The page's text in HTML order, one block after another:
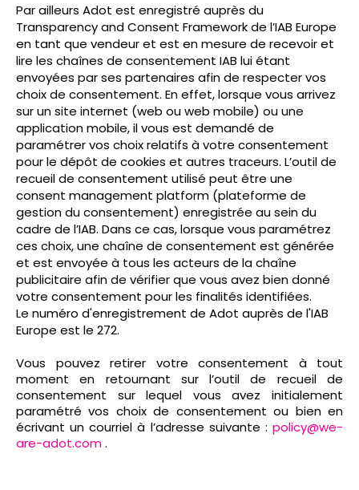
Par ailleurs Adot est enregistré auprès du
Transparency and Consent Framework de l’IAB Europe
en tant que vendeur et est en mesure de recevoir et
lire les chaînes de consentement IAB lui étant
envoyées par ses partenaires afin de respecter vos
choix de consentement. En effet, lorsque vous arrivez
sur un site internet (web ou web mobile) ou une
application mobile, il vous est demandé de
paramétrer vos choix relatifs à votre consentement
pour le dépôt de cookies et autres traceurs. L’outil de
recueil de consentement utilisé peut être une
consent management platform (plateforme de
gestion du consentement) enregistrée au sein du
cadre de l’IAB. Dans ce cas, lorsque vous paramétrez
ces choix, une chaîne de consentement est générée
et est envoyée à tous les acteurs de la chaîne
publicitaire afin de vérifier que vous avez bien donné
votre consentement pour les finalités identifiées.
Le numéro d'enregistrement de Adot auprès de l'IAB
Europe est le 272.
Vous pouvez retirer votre consentement à tout
moment en retournant sur l’outil de recueil de
consentement sur lequel vous avez initialement
paramétré vos choix de consentement ou bien en
écrivant un courriel à l’adresse suivante : policy@we-
are-adot.com.